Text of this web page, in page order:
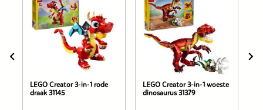
LEGO Creator 3-in-1 rode
draak 31145
LEGO Creator 3-in-1 woeste
dinosaurus 31379